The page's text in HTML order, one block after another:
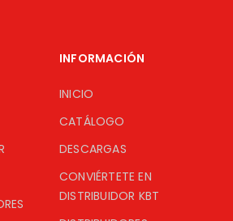
INFORMACIÓN
INICIO
CATÁLOGO
DESCARGAS
CONVIÉRTETE EN
DISTRIBUIDOR KBT